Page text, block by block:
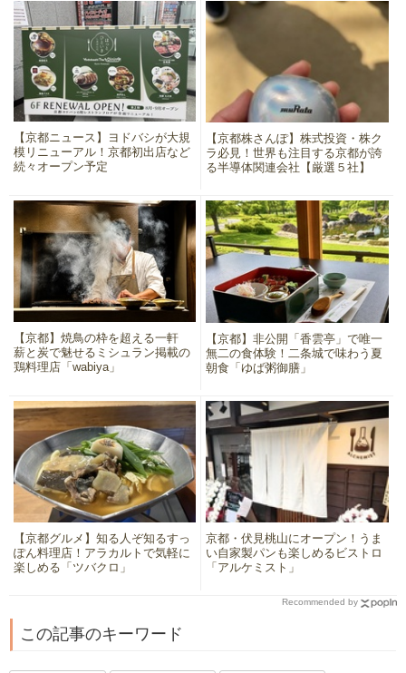
【京都ニュース】ヨドバシが大規
模リニューアル！京都初出店など
続々オープン予定
【京都株さんぽ】株式投資・株ク
ラ必見！世界も注目する京都が誇
る半導体関連会社【厳選５社】
【京都】焼鳥の枠を超える一軒
薪と炭で魅せるミシュラン掲載の
鶏料理店「wabiya」
【京都】非公開「香雲亭」で唯一
無二の食体験！二条城で味わう夏
朝食「ゆば粥御膳」
【京都グルメ】知る人ぞ知るすっ
ぽん料理店！アラカルトで気軽に
楽しめる「ツバクロ」
京都・伏見桃山にオープン！うま
い自家製パンも楽しめるビストロ
「アルケミスト」
Recommended by
この記事のキーワード